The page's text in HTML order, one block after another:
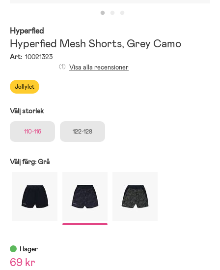
Hyperfied
Hyperfied Mesh Shorts, Grey Camo
Art: 10021323
Jollylet
(1) Visa alla recensioner
Välj storlek
110-116 122-128
Välj färg:Grå
I lager
69 kr